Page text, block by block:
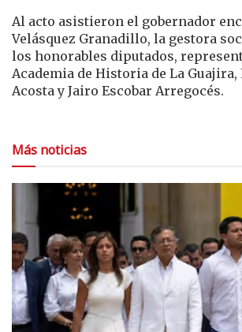
Al acto asistieron el gobernador
Velásquez Granadillo, la gestora
los honorables diputados,
Academia de Historia de La Guajira,
Acosta y Jairo Escobar Arregocés.
Más noticias